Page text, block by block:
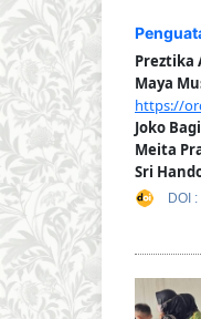
Preztika
Maya
https://
Joko
Meita
Sri
DOI